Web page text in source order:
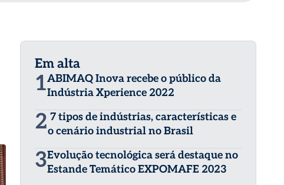
Em alta
1ABIMAQ Inova recebe o público da
Indústria Xperience 2022
2 7 tipos de indústrias, características e
o cenário industrial no Brasil
3Evolução tecnológica será destaque no
Estande Temático EXPOMAFE 2023